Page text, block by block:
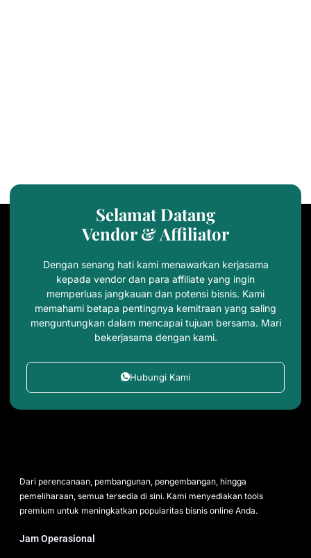
Selamat Datang
Vendor & Affiliator
Dengan senang hati kami menawarkan kerjasama
kepada vendor dan para affiliate yang ingin
memperluas jangkauan dan potensi bisnis. Kami
memahami betapa pentingnya kemitraan yang saling
menguntungkan dalam mencapai tujuan bersama. Mari
bekerjasama dengan kami.
Hubungi Kami
Dari perencanaan, pembangunan, pengembangan, hingga
pemeliharaan, semua tersedia di sini. Kami menyediakan tools
premium untuk meningkatkan popularitas bisnis online Anda.
Jam Operasional